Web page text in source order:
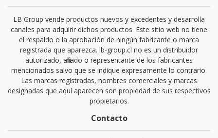
LB Group vende productos nuevos y excedentes y desarrolla
canales para adquirir dichos productos. Este sitio web no tiene
el respaldo o la aprobación de ningún fabricante o marca
registrada que aparezca. lb-group.cl no es un distribuidor
autorizado, afiliado o representante de los fabricantes
mencionados salvo que se indique expresamente lo contrario.
Las marcas registradas, nombres comerciales y marcas
designadas que aquí aparecen son propiedad de sus respectivos
propietarios.
Contacto